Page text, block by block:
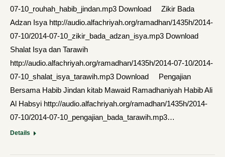
07-10_rouhah_habib_jindan.mp3 Download Zikir Bada
Adzan Isya http://audio.alfachriyah.org/ramadhan/1435h/2014-
07-10/2014-07-10_zikir_bada_adzan_isya.mp3 Download
Shalat Isya dan Tarawih
http://audio.alfachriyah.org/ramadhan/1435h/2014-07-10/2014-
07-10_shalat_isya_tarawih.mp3 Download Pengajian
Bersama Habib Jindan kitab Mawaid Ramadhaniyah Habib Ali
Al Habsyi http://audio.alfachriyah.org/ramadhan/1435h/2014-
07-10/2014-07-10_pengajian_bada_tarawih.mp3…
Details